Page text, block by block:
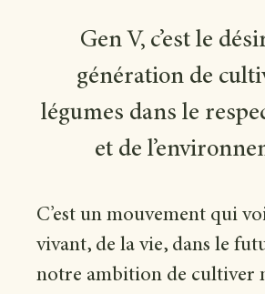
Gen V, c’est le
génération de
légumes dans le
et de
C’est un mouvement qui
vivant, de la vie, dans le
notre ambition de cultiver